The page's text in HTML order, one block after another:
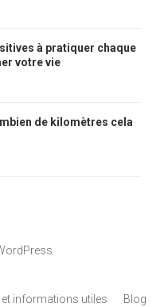
à pratiquer chaque
votre vie
de kilomètres cela
informations utiles
Blog